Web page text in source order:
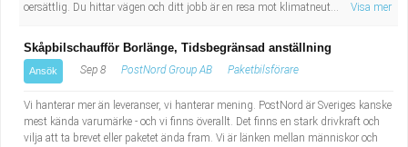
oersättlig. Du hittar vägen och ditt jobb är en resa mot klimatneut...
Visa mer
Skåpbilschaufför Borlänge, Tidsbegränsad anställning
Ansök Sep 8 PostNord Group AB Paketbilsförare
Vi hanterar mer än leveranser, vi hanterar mening. PostNord är Sveriges kanske
mest kända varumärke - och vi finns överallt. Det finns en stark drivkraft och
vilja att ta brevet eller paketet ända fram. Vi är länken mellan människor och